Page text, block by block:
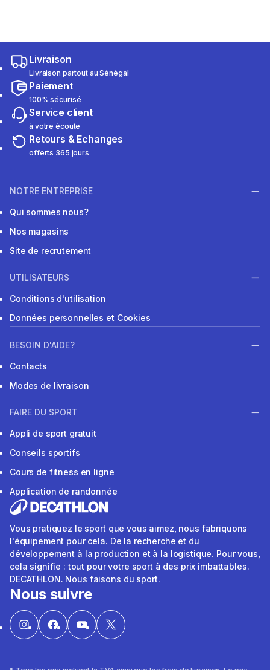
Livraison
Livraison partout au Sénégal
Paiement
100% sécurisé
Service client
à votre écoute
Retours & Echanges
offerts 365 jours
NOTRE ENTREPRISE
Qui sommes nous?
Nos magasins
Site de recrutement
UTILISATEURS
Conditions d'utilisation
Données personnelles et Cookies
BESOIN D'AIDE?
Contacts
Modes de livraison
FAIRE DU SPORT
Appli de sport gratuit
Conseils sportifs
Cours de fitness en ligne
Application de randonnée
Vous pratiquez le sport que vous aimez, nous fabriquons
l'équipement pour cela. De la recherche et du
développement à la production et à la logistique. Pour vous,
cela signifie : tout pour votre sport à des prix imbattables.
DECATHLON. Nous faisons du sport.
Nous suivre